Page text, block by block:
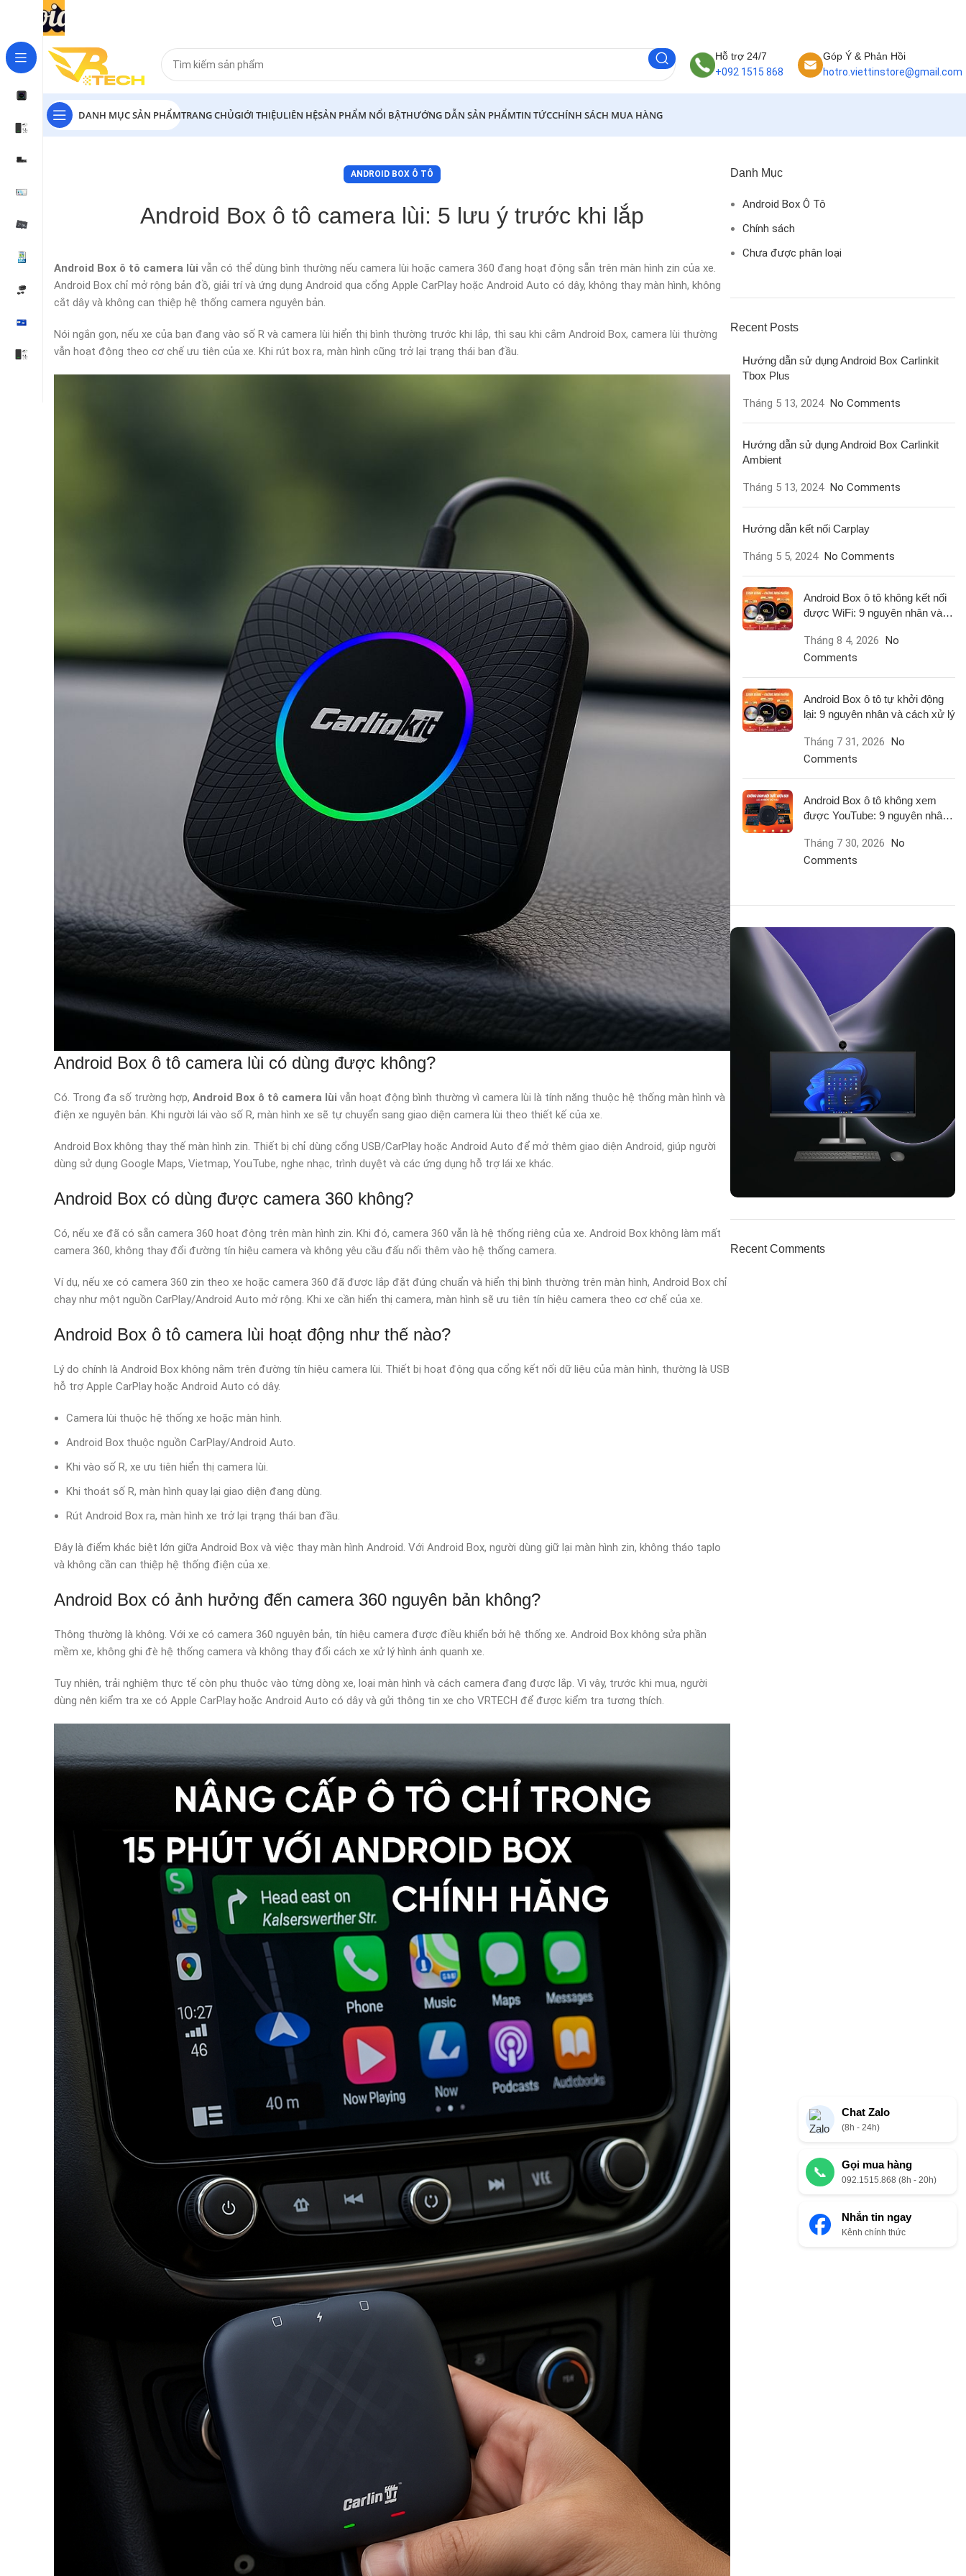
Hỗ trợ 24/7
+092 1515 868
Góp Ý & Phản Hồi
hotro.viettinstore@gmail.com
DANH MỤC SẢN PHẨMTRANG CHỦGIỚI THIỆULIÊN HỆSẢN PHẨM NỔI BẬTHƯỚNG DẪN SẢN PHẨMTIN TỨCCHÍNH SÁCH MUA HÀNG
ANDROID BOX Ô TÔ
Android Box ô tô camera lùi: 5 lưu ý trước khi lắp
Android Box ô tô camera lùi vẫn có thể dùng bình thường nếu camera lùi hoặc camera 360 đang hoạt động sẵn trên màn hình zin của xe.
Android Box chỉ mở rộng bản đồ, giải trí và ứng dụng Android qua cổng Apple CarPlay hoặc Android Auto có dây, không thay màn hình, không
cắt dây và không can thiệp hệ thống camera nguyên bản.
Nói ngắn gọn, nếu xe của bạn đang vào số R và camera lùi hiển thị bình thường trước khi lắp, thì sau khi cắm Android Box, camera lùi thường
vẫn hoạt động theo cơ chế ưu tiên của xe. Khi rút box ra, màn hình cũng trở lại trạng thái ban đầu.
Android Box ô tô camera lùi có dùng được không?
Có. Trong đa số trường hợp, Android Box ô tô camera lùi vẫn hoạt động bình thường vì camera lùi là tính năng thuộc hệ thống màn hình và
điện xe nguyên bản. Khi người lái vào số R, màn hình xe sẽ tự chuyển sang giao diện camera lùi theo thiết kế của xe.
Android Box không thay thế màn hình zin. Thiết bị chỉ dùng cổng USB/CarPlay hoặc Android Auto để mở thêm giao diện Android, giúp người
dùng sử dụng Google Maps, Vietmap, YouTube, nghe nhạc, trình duyệt và các ứng dụng hỗ trợ lái xe khác.
Android Box có dùng được camera 360 không?
Có, nếu xe đã có sẵn camera 360 hoạt động trên màn hình zin. Khi đó, camera 360 vẫn là hệ thống riêng của xe. Android Box không làm mất
camera 360, không thay đổi đường tín hiệu camera và không yêu cầu đấu nối thêm vào hệ thống camera.
Ví dụ, nếu xe có camera 360 zin theo xe hoặc camera 360 đã được lắp đặt đúng chuẩn và hiển thị bình thường trên màn hình, Android Box chỉ
chạy như một nguồn CarPlay/Android Auto mở rộng. Khi xe cần hiển thị camera, màn hình sẽ ưu tiên tín hiệu camera theo cơ chế của xe.
Android Box ô tô camera lùi hoạt động như thế nào?
Lý do chính là Android Box không nằm trên đường tín hiệu camera lùi. Thiết bị hoạt động qua cổng kết nối dữ liệu của màn hình, thường là USB
hỗ trợ Apple CarPlay hoặc Android Auto có dây.
Camera lùi thuộc hệ thống xe hoặc màn hình.
Android Box thuộc nguồn CarPlay/Android Auto.
Khi vào số R, xe ưu tiên hiển thị camera lùi.
Khi thoát số R, màn hình quay lại giao diện đang dùng.
Rút Android Box ra, màn hình xe trở lại trạng thái ban đầu.
Đây là điểm khác biệt lớn giữa Android Box và việc thay màn hình Android. Với Android Box, người dùng giữ lại màn hình zin, không tháo taplo
và không cần can thiệp hệ thống điện của xe.
Android Box có ảnh hưởng đến camera 360 nguyên bản không?
Thông thường là không. Với xe có camera 360 nguyên bản, tín hiệu camera được điều khiển bởi hệ thống xe. Android Box không sửa phần
mềm xe, không ghi đè hệ thống camera và không thay đổi cách xe xử lý hình ảnh quanh xe.
Tuy nhiên, trải nghiệm thực tế còn phụ thuộc vào từng dòng xe, loại màn hình và cách camera đang được lắp. Vì vậy, trước khi mua, người
dùng nên kiểm tra xe có Apple CarPlay hoặc Android Auto có dây và gửi thông tin xe cho VRTECH để được kiểm tra tương thích.
Danh Mục
Android Box Ô Tô
Chính sách
Chưa được phân loại
Recent Posts
Hướng dẫn sử dụng Android Box Carlinkit
Tbox Plus
Tháng 5 13, 2024 No Comments
Hướng dẫn sử dụng Android Box Carlinkit
Ambient
Tháng 5 13, 2024 No Comments
Hướng dẫn kết nối Carplay
Tháng 5 5, 2024 No Comments
Android Box ô tô không kết nối
được WiFi: 9 nguyên nhân và
Tháng 8 4, 2026 No
Comments
Android Box ô tô tự khởi động
lại: 9 nguyên nhân và cách xử lý
Tháng 7 31, 2026 No
Comments
Android Box ô tô không xem
được YouTube: 9 nguyên nhân
Tháng 7 30, 2026 No
Comments
HP Envy 34
Recent Comments
Chat Zalo
(8h - 24h)
📞 Gọi mua hàng
092.1515.868 (8h - 20h)
Nhắn tin ngay
Kênh chính thức